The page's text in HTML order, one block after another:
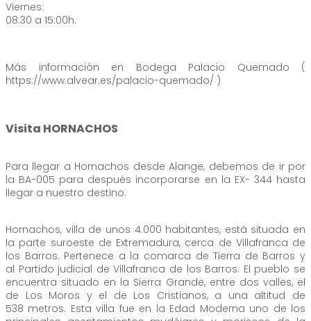
Viernes:
08:30 a 15:00h.
Más información en Bodega Palacio Quemado (
https://www.alvear.es/palacio-quemado/ )
Visita HORNACHOS
Para llegar a Hornachos desde Alange, debemos de ir por
la BA-005 para después incorporarse en la EX- 344 hasta
llegar a nuestro destino.
Hornachos, villa de unos 4.000 habitantes, está situada en
la parte suroeste de Extremadura, cerca de Villafranca de
los Barros. Pertenece a la comarca de Tierra de Barros y
al Partido judicial de Villafranca de los Barros. El pueblo se
encuentra situado en la Sierra Grande, entre dos valles, el
de Los Moros y el de Los Cristianos, a una altitud de
538 metros. Esta villa fue en la Edad Moderna uno de los